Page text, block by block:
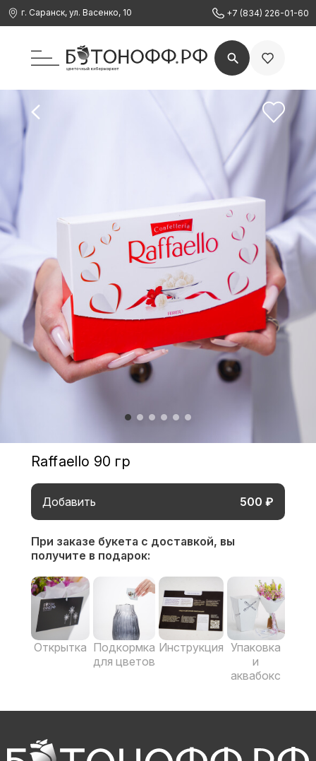
г. Саранск, ул. Васенко, 10 +7 (834) 226-01-60
Raffaello 90 гр
Добавить 500 ₽
При заказе букета с доставкой, вы
получите в подарок:
Открытка Подкормка
для цветов
Инструкция Упаковка
и
аквабокс